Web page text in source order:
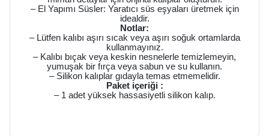
– El Yapımı Süsler: Yaratıcı süs eşyaları üretmek için
idealdir.
Notlar:
– Lütfen kalıbı aşırı sıcak veya aşırı soğuk ortamlarda
kullanmayınız.
– Kalıbı bıçak veya keskin nesnelerle temizlemeyin,
yumuşak bir fırça veya sabun ve su kullanın.
– Silikon kalıplar gıdayla temas etmemelidir.
Paket içeriği :
– 1 adet yüksek hassasiyetli silikon kalıp.